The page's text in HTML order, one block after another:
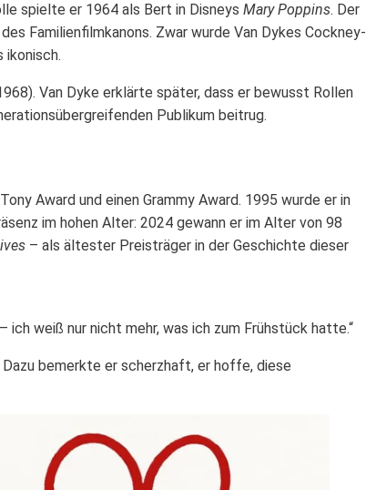
spielte er 1964 als Bert in Disneys Mary Poppins. Der
Familienfilmkanons. Zwar wurde Van Dykes Cockney-
ikonisch.
Van Dyke erklärte später, dass er bewusst Rollen
Publikum beitrug.
Award und einen Grammy Award. 1995 wurde er in
im hohen Alter: 2024 gewann er im Alter von 98
– als ältester Preisträger in der Geschichte dieser
weiß nur nicht mehr, was ich zum Frühstück hatte.“
bemerkte er scherzhaft, er hoffe, diese